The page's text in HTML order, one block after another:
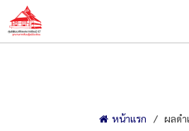
หน้าแรก ผลดำ